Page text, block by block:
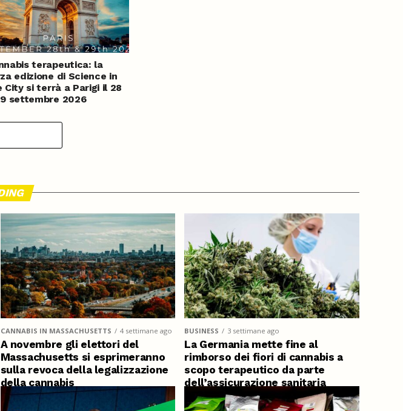
terapeutica: la
edizione di Science in
City si terrà a Parigi il 28
settembre 2026
CANNABIS IN MASSACHUSETTS 4 settimane ago
A novembre gli elettori del
Massachusetts si esprimeranno
sulla revoca della legalizzazione
della cannabis
BUSINESS 3 settimane ago
La Germania mette fine al
rimborso dei fiori di cannabis a
scopo terapeutico da parte
dell’assicurazione sanitaria
pubblica